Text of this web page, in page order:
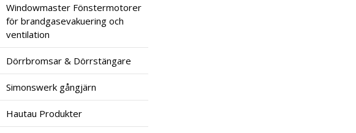
Windowmaster Fönstermotorer
för brandgasevakuering och
ventilation
Dörrbromsar & Dörrstängare
Simonswerk gångjärn
Hautau Produkter